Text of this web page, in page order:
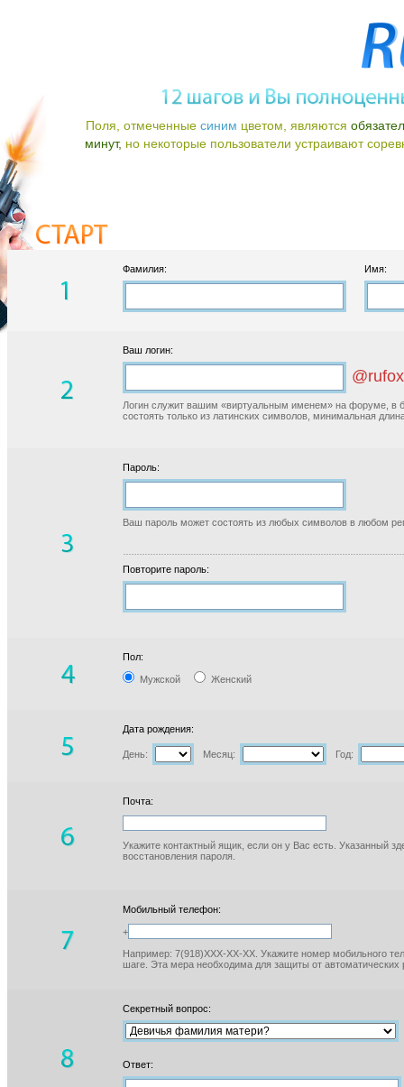
Поля, отмеченные синим цветом, являются
минут, но некоторые пользователи устраивают
Фамилия: Имя:
Ваш логин:
Логин служит вашим «виртуальным именем» на форуме, в
состоять только из латинских символов, минимальная
Пароль:
Ваш пароль может состоять из любых символов в любом
Повторите пароль:
Пол:
Мужской Женский
Дата рождения:
День: Месяц: Год:
Почта:
Укажите контактный ящик, если он у Вас есть. Указанный
восстановления пароля.
Мобильный телефон:
+
Например: 7(918)XXX-XX-XX. Укажите номер мобильного
шаге. Эта мера необходима для защиты от автоматических
Секретный вопрос:
Ответ: